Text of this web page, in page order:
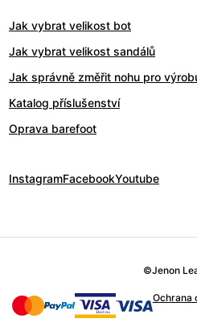
Jak vybrat velikost bot
Jak vybrat velikost sandálů
Jak správně změřit nohu pro
Katalog příslušenství
Oprava barefoot
InstagramFacebookYoutube
©Jenon
Ochrana